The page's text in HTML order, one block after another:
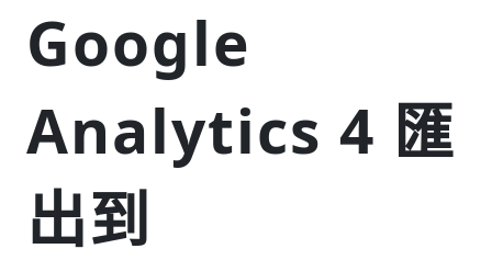
Google
Analytics 4 匯
出到